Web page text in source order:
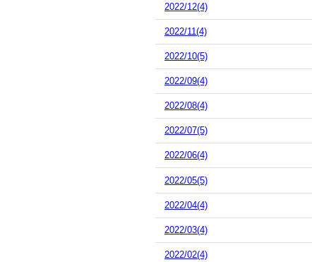
2022/12(4)
2022/11(4)
2022/10(5)
2022/09(4)
2022/08(4)
2022/07(5)
2022/06(4)
2022/05(5)
2022/04(4)
2022/03(4)
2022/02(4)